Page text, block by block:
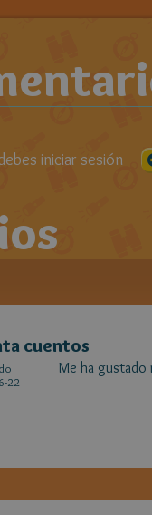
iniciar sesión
cuentos
22
Me ha gustado